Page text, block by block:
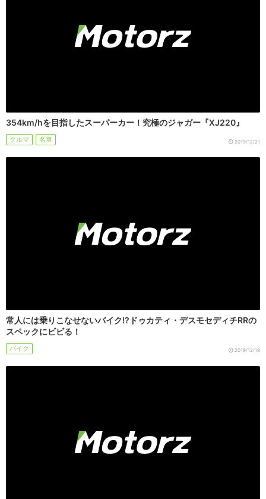
354km/hを目指したスーパーカー！究極のジャガー『XJ220』
クルマ 名車 2019/12/21
常人には乗りこなせないバイク!?ドゥカティ・デスモセディチRRの
スペックにビビる！
バイク 2019/12/19